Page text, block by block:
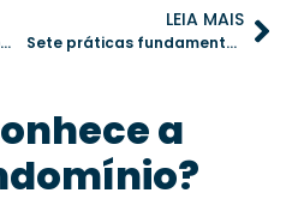
Prevenção da dengue: como educar os condôminos sobre os riscos e cuidados necessários
LEIA MAIS
Sete práticas fundamentais para aprimorar a segurança no condomínio
a